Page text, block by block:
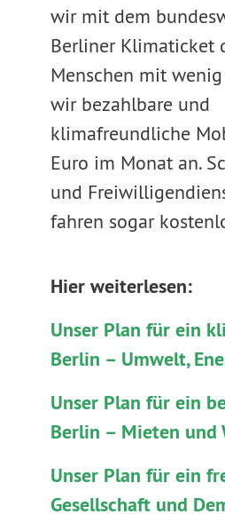
wir mit dem
Berliner Klimaticket
Menschen mit
wir bezahlbare und
klimafreundliche
Euro im Monat an.
und
fahren sogar
Hier weiterlesen:
Unser Plan für ein
Berlin – Umwelt,
Unser Plan für ein
Berlin – Mieten und
Unser Plan für ein
Gesellschaft und